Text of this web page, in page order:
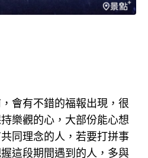
會有不錯的福報出現，很
樂觀的心，大部份能心想
同理念的人，若要打拼事
這段期間遇到的人，多與